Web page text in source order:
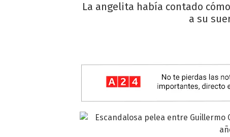
La angelita había contado
a su